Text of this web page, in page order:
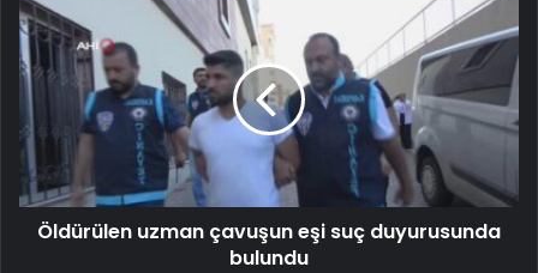
Öldürülen uzman çavuşun eşi suç duyurusunda
bulundu